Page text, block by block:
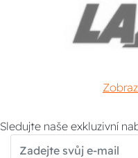
Sledujte naše exkluzivní